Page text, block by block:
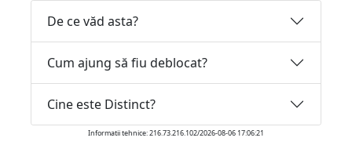
De ce văd asta?
Cum ajung să fiu deblocat?
Cine este Distinct?
Informatii tehnice: 216.73.216.102/2026-08-06 17:06:21